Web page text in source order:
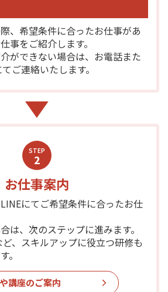
、希望条件に合ったお仕事があ
事をご紹介します。
ができない場合は、お電話また
ご連絡いたします。
STEP
2
お仕事案内
にてご希望条件に合ったお仕
は、次のステップに進みます。
、スキルアップに役立つ研修も
。
講座のご案内